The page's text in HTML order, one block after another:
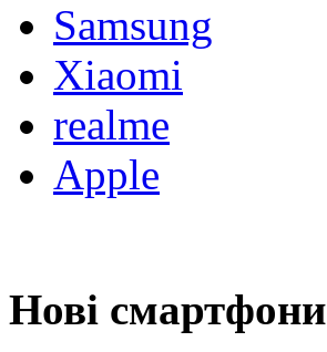
Samsung
Xiaomi
realme
Apple
Нові смартфони